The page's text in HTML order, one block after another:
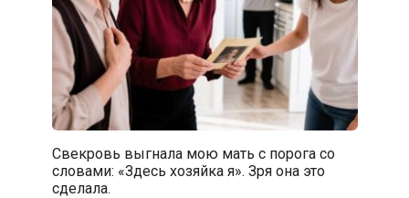
Свекровь выгнала мою мать с порога со
словами: «Здесь хозяйка я». Зря она это
сделала.